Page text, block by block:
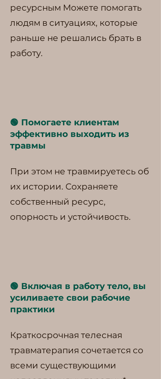
ресурсным Можете помогать
людям в ситуациях, которые
раньше не решались брать в
работу.
🟢 Помогаете клиентам
эффективно выходить из
травмы
При этом не травмируетесь об
их истории. Сохраняете
собственный ресурс,
опорность и устойчивость.
🟢 Включая в работу тело, вы
усиливаете свои рабочие
практики
Краткосрочная телесная
травматерапия сочетается со
всеми существующими